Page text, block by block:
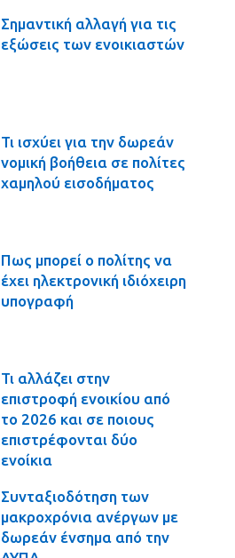
Σημαντική αλλαγή για τις
εξώσεις των ενοικιαστών
Τι ισχύει για την δωρεάν
νομική βοήθεια σε πολίτες
χαμηλού εισοδήματος
Πως μπορεί ο πολίτης να
έχει ηλεκτρονική ιδιόχειρη
υπογραφή
Τι αλλάζει στην
επιστροφή ενοικίου από
το 2026 και σε ποιους
επιστρέφονται δύο
ενοίκια
Συνταξιοδότηση των
μακροχρόνια ανέργων με
δωρεάν ένσημα από την